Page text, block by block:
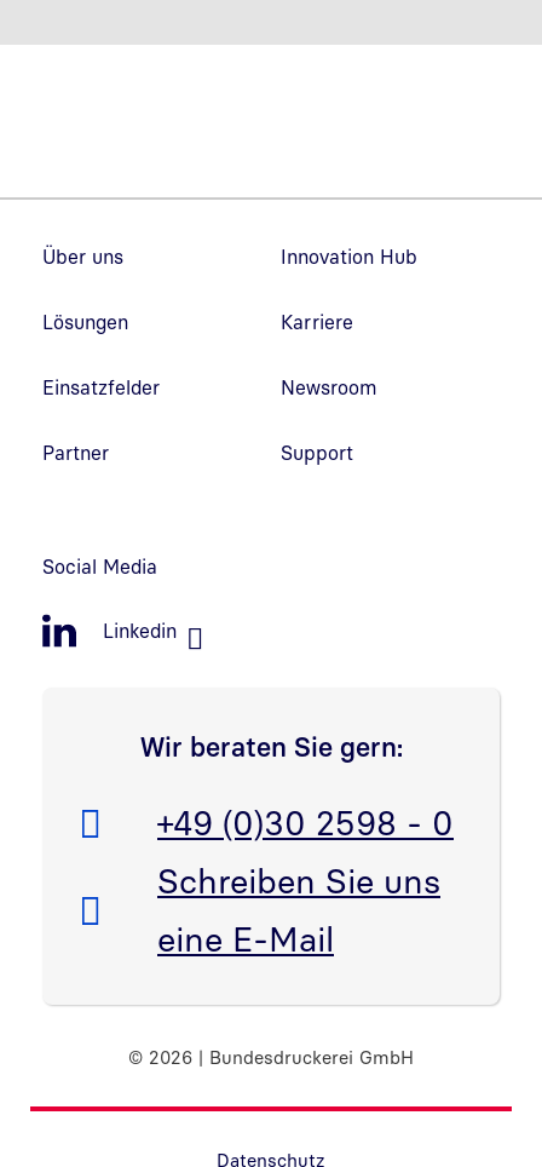
Über uns
Lösungen
Einsatzfelder
Partner
Innovation Hub
Karriere
Newsroom
Support
Social Media
Linkedin
Wir beraten Sie gern:
Telefon:
+49 (0)30 2598 - 0
E-Mail:
Schreiben Sie uns
eine E-Mail
© 2026 | Bundesdruckerei GmbH
Datenschutz